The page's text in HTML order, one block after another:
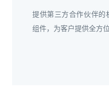
提供第三方合作伙伴的
组件，为客户提供全方